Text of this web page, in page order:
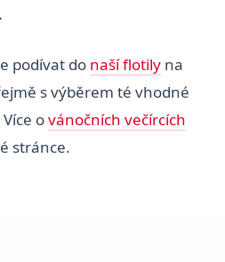
.
podívat do naší flotily na
s výběrem té vhodné
ovánočních večírcích
stránce.